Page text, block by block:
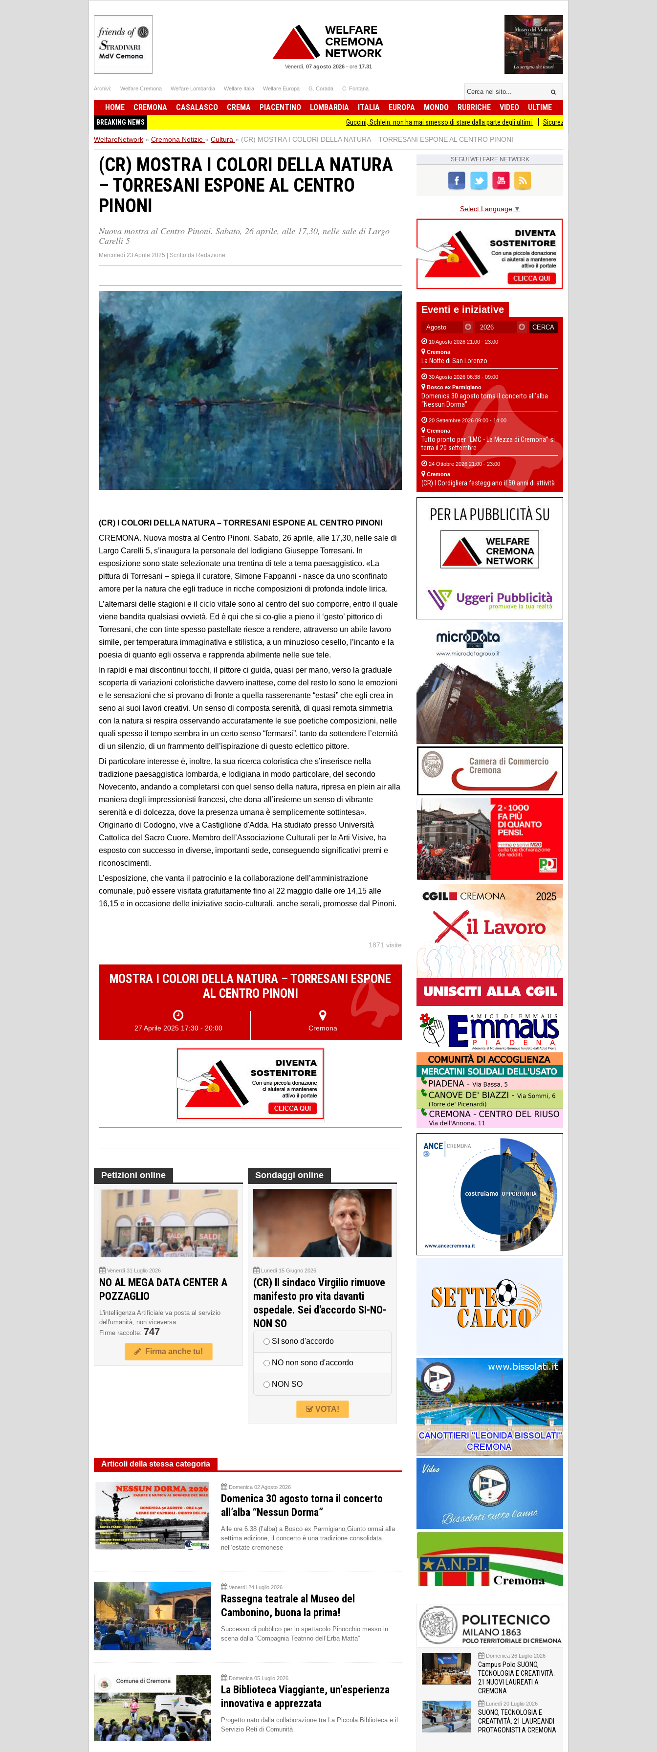
Venerdì, 07 agosto 2026 - ore 17.31
Archivi: Welfare Cremona Welfare Lombardia Welfare Italia Welfare Europa G. Corada C. Fontana
HOME CREMONA CASALASCO CREMA PIACENTINO LOMBARDIA ITALIA EUROPA MONDO RUBRICHE VIDEO ULTIME
BREAKING NEWS Guccini, Schlein: non ha mai smesso di stare dalla parte degli ultimi Sicurezza I Giovani Democratici ribattono ai
WelfareNetwork » Cremona Notizie » Cultura » (CR) MOSTRA I COLORI DELLA NATURA – TORRESANI ESPONE AL CENTRO PINONI
(CR) MOSTRA I COLORI DELLA NATURA
– TORRESANI ESPONE AL CENTRO
PINONI
Nuova mostra al Centro Pinoni. Sabato, 26 aprile, alle 17,30, nelle sale di Largo
Carelli 5
Mercoledì 23 Aprile 2025 | Scritto da Redazione
(CR) I COLORI DELLA NATURA – TORRESANI ESPONE AL CENTRO PINONI
CREMONA. Nuova mostra al Centro Pinoni. Sabato, 26 aprile, alle 17,30, nelle sale di
Largo Carelli 5, s’inaugura la personale del lodigiano Giuseppe Torresani. In
esposizione sono state selezionate una trentina di tele a tema paesaggistico. «La
pittura di Torresani – spiega il curatore, Simone Fappanni - nasce da uno sconfinato
amore per la natura che egli traduce in ricche composizioni di profonda indole lirica.
L’alternarsi delle stagioni e il ciclo vitale sono al centro del suo comporre, entro il quale
viene bandita qualsiasi ovvietà. Ed è qui che si co-glie a pieno il ‘gesto’ pittorico di
Torresani, che con tinte spesso pastellate riesce a rendere, attraverso un abile lavoro
simile, per temperatura immaginativa e stilistica, a un minuzioso cesello, l’incanto e la
poesia di quanto egli osserva e rapprenda abilmente nelle sue tele.
In rapidi e mai discontinui tocchi, il pittore ci guida, quasi per mano, verso la graduale
scoperta di variazioni coloristiche davvero inattese, come del resto lo sono le emozioni
e le sensazioni che si provano di fronte a quella rasserenante “estasi” che egli crea in
seno ai suoi lavori creativi. Un senso di composta serenità, di quasi remota simmetria
con la natura si respira osservando accuratamente le sue poetiche composizioni, nelle
quali spesso il tempo sembra in un certo senso “fermarsi”, tanto da sottendere l’eternità
di un silenzio, di un frammento dell’ispirazione di questo eclettico pittore.
Di particolare interesse è, inoltre, la sua ricerca coloristica che s’inserisce nella
tradizione paesaggistica lombarda, e lodigiana in modo particolare, del secondo
Novecento, andando a completarsi con quel senso della natura, ripresa en plein air alla
maniera degli impressionisti francesi, che dona all’insieme un senso di vibrante
serenità e di dolcezza, dove la presenza umana è semplicemente sottintesa».
Originario di Codogno, vive a Castiglione d'Adda. Ha studiato presso Università
Cattolica del Sacro Cuore. Membro dell’Associazione Culturali per le Arti Visive, ha
esposto con successo in diverse, importanti sede, conseguendo significativi premi e
riconoscimenti.
L’esposizione, che vanta il patrocinio e la collaborazione dell’amministrazione
comunale, può essere visitata gratuitamente fino al 22 maggio dalle ore 14,15 alle
16,15 e in occasione delle iniziative socio-culturali, anche serali, promosse dal Pinoni.
1871 visite
MOSTRA I COLORI DELLA NATURA – TORRESANI ESPONE
AL CENTRO PINONI
27 Aprile 2025 17:30 - 20:00 Cremona
Petizioni online
Venerdì 31 Luglio 2026
NO AL MEGA DATA CENTER A
POZZAGLIO
L'intelligenza Artificiale va posta al servizio
dell'umanità, non viceversa.
Firme raccolte: 747
Firma anche tu!
Sondaggi online
Lunedì 15 Giugno 2026
(CR) Il sindaco Virgilio rimuove
manifesto pro vita davanti
ospedale. Sei d'accordo SI-NO-
NON SO
SI sono d'accordo
NO non sono d'accordo
NON SO
VOTA!
Articoli della stessa categoria
Domenica 02 Agosto 2026
Domenica 30 agosto torna il concerto
all’alba “Nessun Dorma”
Alle ore 6.38 (l’alba) a Bosco ex Parmigiano,Giunto ormai alla
settima edizione, il concerto è una tradizione consolidata
nell’estate cremonese
Venerdì 24 Luglio 2026
Rassegna teatrale al Museo del
Cambonino, buona la prima!
Successo di pubblico per lo spettacolo Pinocchio messo in
scena dalla “Compagnia Teatrino dell’Erba Matta”
Domenica 05 Luglio 2026
La Biblioteca Viaggiante, un’esperienza
innovativa e apprezzata
Progetto nato dalla collaborazione tra La Piccola Biblioteca e il
Servizio Reti di Comunità
SEGUI WELFARE NETWORK
Select Language ▼
Eventi e iniziative
10 Agosto 2026 21:00 - 23:00
Cremona
La Notte di San Lorenzo
30 Agosto 2026 06:38 - 09:00
Bosco ex Parmigiano
Domenica 30 agosto torna il concerto all’alba
“Nessun Dorma”
20 Settembre 2026 09:00 - 14:00
Cremona
Tutto pronto per “LMC - La Mezza di Cremona” si
terra il 20 settembre
24 Ottobre 2026 21:00 - 23:00
Cremona
(CR) I Cordigliera festeggiano il 50 anni di attività
Domenica 26 Luglio 2026
Campus Polo SUONO,
TECNOLOGIA E CREATIVITÀ:
21 NUOVI LAUREATI A
CREMONA
Lunedì 20 Luglio 2026
SUONO, TECNOLOGIA E
CREATIVITÀ: 21 LAUREANDI
PROTAGONISTI A CREMONA